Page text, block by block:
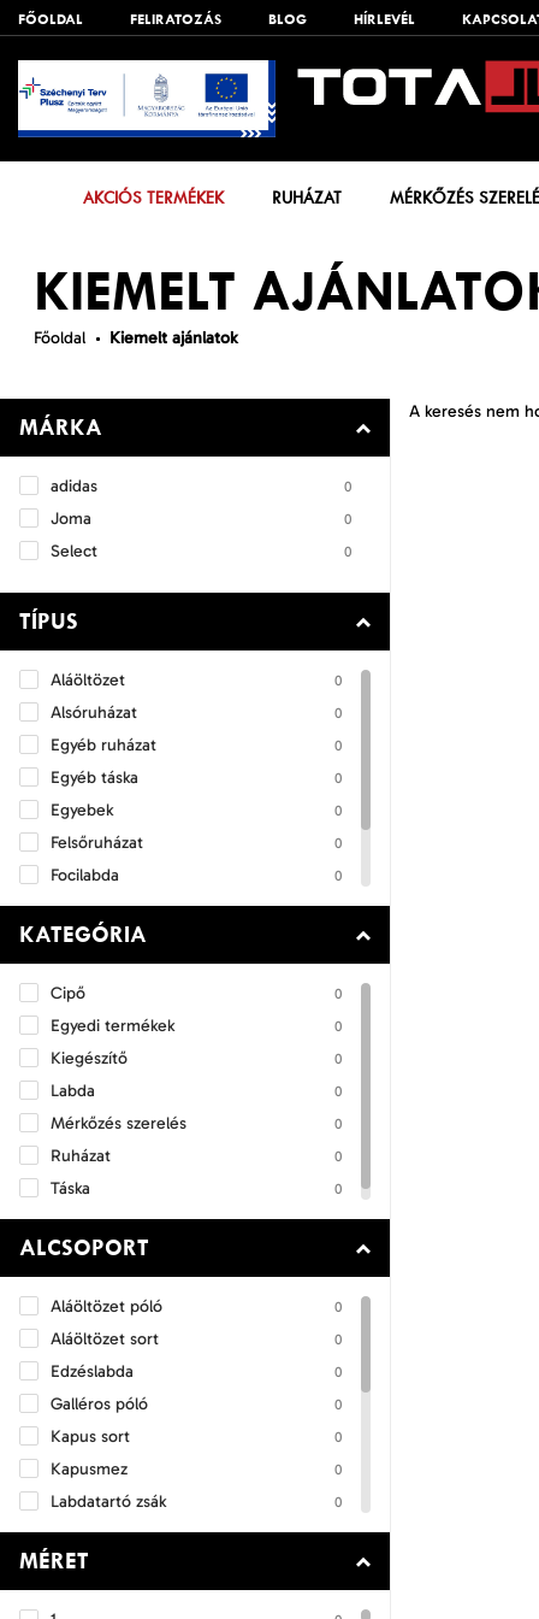
FŐOLDAL FELIRATOZÁS BLOG HÍRLEVÉL
AKCIÓS TERMÉKEK RUHÁZAT MÉRKŐZÉS
KIEMELT
Főoldal Kiemelt ajánlatok
MÁRKA
adidas 0
Joma 0
Select 0
TÍPUS
Aláöltözet 0
Alsóruházat 0
Egyéb ruházat 0
Egyéb táska 0
Egyebek 0
Felsőruházat 0
Focilabda 0
Magyar Válogatott termékek 0
Szettek
KATEGÓRIA
Cipő 0
Egyedi termékek 0
Kiegészítő 0
Labda 0
Mérkőzés szerelés 0
Ruházat 0
Táska 0
ALCSOPORT
Aláöltözet póló 0
Aláöltözet sort 0
Edzéslabda 0
Galléros póló 0
Kapus sort 0
Kapusmez 0
Labdatartó zsák 0
Mérkőzéslabda 0
Mez
MÉRET
A keresés nem